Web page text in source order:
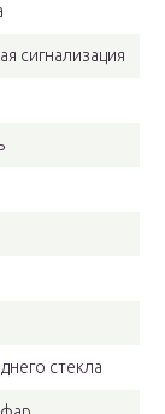
сигнализация
стекла